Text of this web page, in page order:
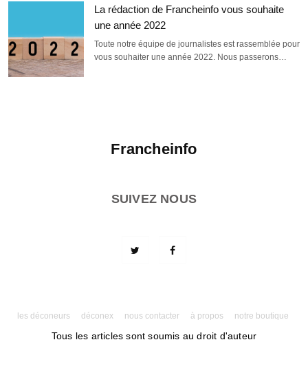
La rédaction de Francheinfo vous souhaite
une année 2022
Toute notre équipe de journalistes est rassemblée pour
vous souhaiter une année 2022. Nous passerons…
Francheinfo
SUIVEZ NOUS
les déconeurs déconex nous contacter à propos notre boutique
Tous les articles sont soumis au droit d'auteur